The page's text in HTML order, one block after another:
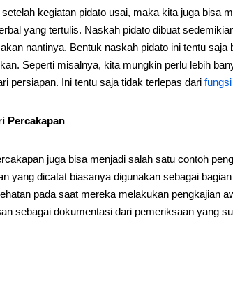
kegiatan pidato usai, maka kita juga bisa
yang tertulis. Naskah pidato dibuat
nantinya. Bentuk naskah pidato ini tentu
Seperti misalnya, kita mungkin perlu lebih
persiapan. Ini tentu saja tidak terlepas dari
Percakapan
juga bisa menjadi salah satu contoh
yang dicatat biasanya digunakan sebagai
pada saat mereka melakukan pengkajian
sebagai dokumentasi dari pemeriksaan yang